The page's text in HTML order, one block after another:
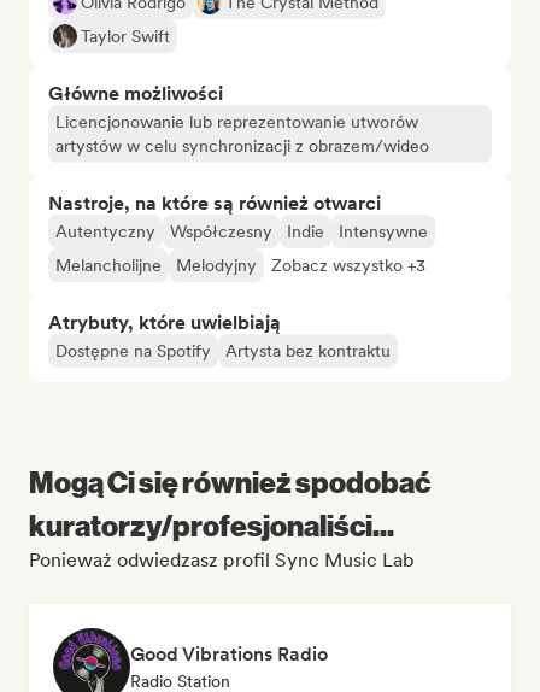
Taylor Swift
Główne możliwości
Licencjonowanie lub reprezentowanie utworów
artystów w celu synchronizacji z obrazem/wideo
Nastroje, na które są również otwarci
Autentyczny Współczesny Indie
Intensywne
Melancholijne
Melodyjny Zobacz wszystko +3
Atrybuty, które uwielbiają
Dostępne na Spotify Artysta bez kontraktu
Mogą Ci się również spodobać
kuratorzy/profesjonaliści...
Ponieważ odwiedzasz profil Sync Music Lab
Good Vibrations Radio
Radio Station